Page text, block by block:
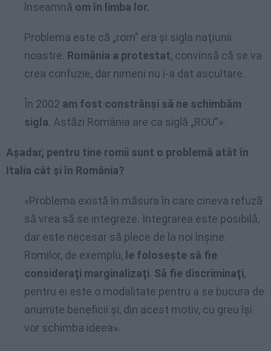
înseamnă om în limba lor.
Problema este că „rom” era şi sigla naţiunii
noastre. România a protestat, convinsă că se va
crea confuzie, dar nimeni nu i-a dat ascultare.
În 2002 am fost constrânşi să ne schimbăm
sigla. Astăzi România are ca siglă „ROU”».
Aşadar, pentru tine romii sunt o problemă atât în
Italia cât şi în România?
«Problema există în măsura în care cineva refuză
să vrea să se integreze. Integrarea este posibilă,
dar este necesar să plece de la noi înşine.
Romilor, de exemplu, le foloseşte să fie
consideraţi marginalizaţi. Să fie discriminaţi,
pentru ei este o modalitate pentru a se bucura de
anumite beneficii şi, din acest motiv, cu greu îşi
vor schimba ideea».